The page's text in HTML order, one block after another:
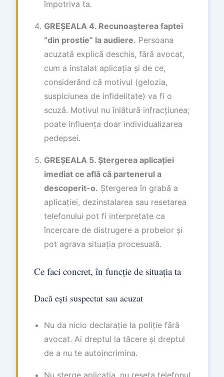
împotriva ta.
GREȘEALA 4. Recunoașterea faptei
“din prostie” la audiere. Persoana
acuzată explică deschis, fără avocat,
cum a instalat aplicația și de ce,
considerând că motivul (gelozia,
suspiciunea de infidelitate) va fi o
scuză. Motivul nu înlătură infracțiunea;
poate influența doar individualizarea
pedepsei.
GREȘEALA 5. Ștergerea aplicației
imediat ce află că partenerul a
descoperit-o. Ștergerea în grabă a
aplicației, dezinstalarea sau resetarea
telefonului pot fi interpretate ca
încercare de distrugere a probelor și
pot agrava situația procesuală.
Ce faci concret, în funcție de situația ta
Dacă ești suspectat sau acuzat
Nu da nicio declarație la poliție fără
avocat. Ai dreptul la tăcere și dreptul
de a nu te autoincrimina.
Nu șterge aplicația, nu reseta telefonul